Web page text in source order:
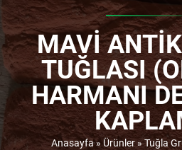
MAVI
TUĞLASI
HARMANI
Anasayfa» Ürünler»Tuğla